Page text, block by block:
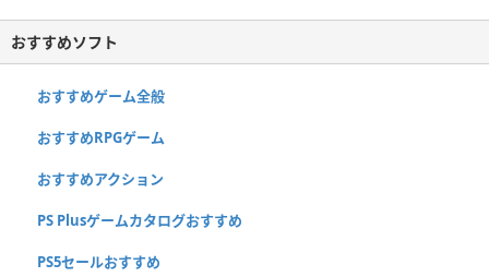
おすすめソフト
おすすめゲーム全般
おすすめRPGゲーム
おすすめアクション
PS Plusゲームカタログおすすめ
PS5セールおすすめ